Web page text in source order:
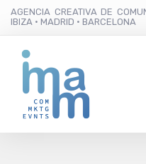
AGENCIA CREATIVA DE
IBIZA · MADRID · BARCELONA